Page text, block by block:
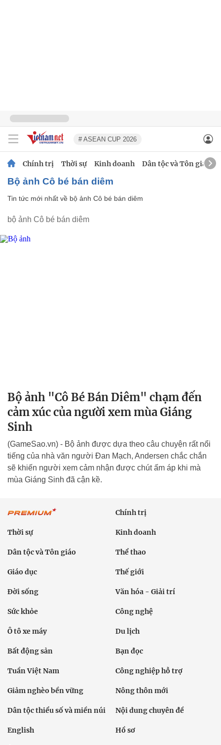
# ASEAN CUP 2026
Chính trị Thời sự Kinh doanh Dân tộc và Tôn giáo
bộ ảnh Cô bé bán diêm
Tin tức mới nhất về bộ ảnh Cô bé bán diêm
bộ ảnh Cô bé bán diêm
Bộ ảnh "Cô Bé Bán Diêm" chạm đến
cảm xúc của người xem mùa Giáng
Sinh
(GameSao.vn) - Bộ ảnh được dựa theo câu chuyện rất nổi
tiếng của nhà văn người Đan Mạch, Andersen chắc chắn
sẽ khiến người xem cảm nhận được chút ấm áp khi mà
mùa Giáng Sinh đã cận kề.
Chính trị
Thời sự Kinh doanh
Dân tộc và Tôn giáo Thể thao
Giáo dục Thế giới
Đời sống Văn hóa - Giải trí
Sức khỏe Công nghệ
Ô tô xe máy Du lịch
Bất động sản Bạn đọc
Tuần Việt Nam Công nghiệp hỗ trợ
Giảm nghèo bền vững Nông thôn mới
Dân tộc thiểu số và miền núi Nội dung chuyên đề
English Hồ sơ